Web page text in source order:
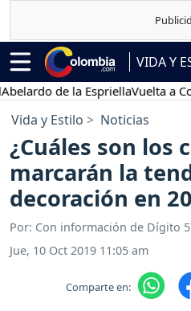
VIDA Y
de la EspriellaVuelta a
Vida y Estilo Noticias
¿Cuáles son los
marcarán la
decoración en
Por: Con información de Dígito
Jue, 10 Oct 2019 11:05 am
Comparte en: